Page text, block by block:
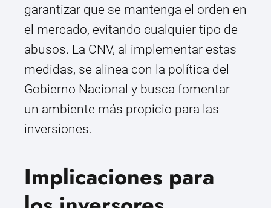
garantizar que se mantenga el orden en
el mercado, evitando cualquier tipo de
abusos. La CNV, al implementar estas
medidas, se alinea con la política del
Gobierno Nacional y busca fomentar
un ambiente más propicio para las
inversiones.
Implicaciones para